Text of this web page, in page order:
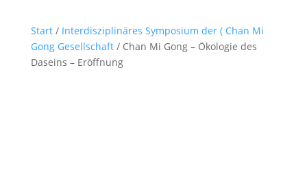
Start/ Interdisziplinäres Symposium der ( Chan Mi
Gong Gesellschaft/ Chan Mi Gong – Ökologie des
Daseins – Eröffnung